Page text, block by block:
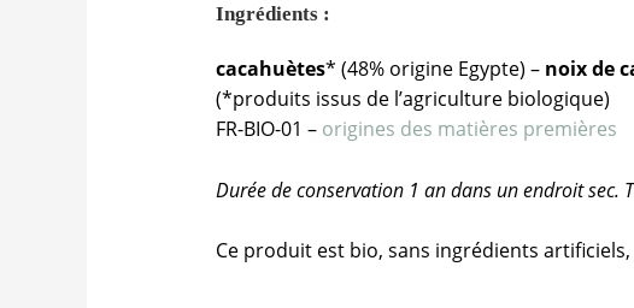
Ingrédients :
cacahuètes* (48% origine Egypte) – noix de
(*produits issus de l’agriculture biologique)
FR-BIO-01 – origines des matières premières
Durée de conservation 1 an dans un endroit sec.
Ce produit est bio, sans ingrédients